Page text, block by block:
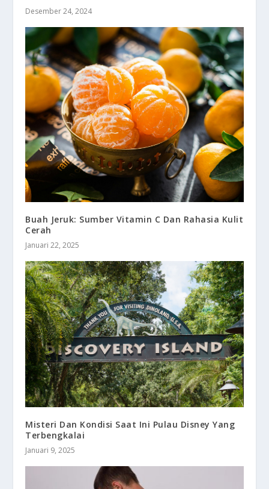
Desember 24, 2024
Buah Jeruk: Sumber Vitamin C Dan Rahasia Kulit
Cerah
Januari 22, 2025
Misteri Dan Kondisi Saat Ini Pulau Disney Yang
Terbengkalai
Januari 9, 2025